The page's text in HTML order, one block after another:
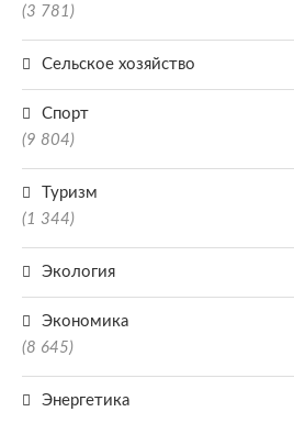
(3 781)
Сельское хозяйство
Спорт
(9 804)
Туризм
(1 344)
Экология
Экономика
(8 645)
Энергетика